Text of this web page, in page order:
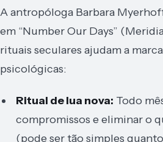
A antropóloga Barbara
em “Number Our Days”
rituais seculares ajudam a
psicológicas:
Ritual de lua nova: Todo
compromissos e eliminar o
(pode ser tão simples